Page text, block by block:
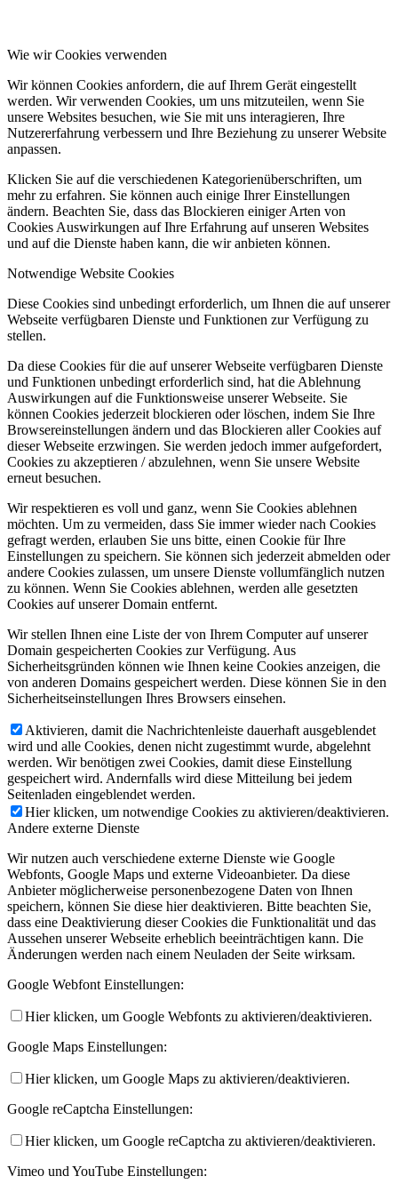
Wie wir Cookies verwenden
Wir können Cookies anfordern, die auf Ihrem Gerät eingestellt
werden. Wir verwenden Cookies, um uns mitzuteilen, wenn Sie
unsere Websites besuchen, wie Sie mit uns interagieren, Ihre
Nutzererfahrung verbessern und Ihre Beziehung zu unserer Website
anpassen.
Klicken Sie auf die verschiedenen Kategorienüberschriften, um
mehr zu erfahren. Sie können auch einige Ihrer Einstellungen
ändern. Beachten Sie, dass das Blockieren einiger Arten von
Cookies Auswirkungen auf Ihre Erfahrung auf unseren Websites
und auf die Dienste haben kann, die wir anbieten können.
Notwendige Website Cookies
Diese Cookies sind unbedingt erforderlich, um Ihnen die auf unserer
Webseite verfügbaren Dienste und Funktionen zur Verfügung zu
stellen.
Da diese Cookies für die auf unserer Webseite verfügbaren Dienste
und Funktionen unbedingt erforderlich sind, hat die Ablehnung
Auswirkungen auf die Funktionsweise unserer Webseite. Sie
können Cookies jederzeit blockieren oder löschen, indem Sie Ihre
Browsereinstellungen ändern und das Blockieren aller Cookies auf
dieser Webseite erzwingen. Sie werden jedoch immer aufgefordert,
Cookies zu akzeptieren / abzulehnen, wenn Sie unsere Website
erneut besuchen.
Wir respektieren es voll und ganz, wenn Sie Cookies ablehnen
möchten. Um zu vermeiden, dass Sie immer wieder nach Cookies
gefragt werden, erlauben Sie uns bitte, einen Cookie für Ihre
Einstellungen zu speichern. Sie können sich jederzeit abmelden oder
andere Cookies zulassen, um unsere Dienste vollumfänglich nutzen
zu können. Wenn Sie Cookies ablehnen, werden alle gesetzten
Cookies auf unserer Domain entfernt.
Wir stellen Ihnen eine Liste der von Ihrem Computer auf unserer
Domain gespeicherten Cookies zur Verfügung. Aus
Sicherheitsgründen können wie Ihnen keine Cookies anzeigen, die
von anderen Domains gespeichert werden. Diese können Sie in den
Sicherheitseinstellungen Ihres Browsers einsehen.
Aktivieren, damit die Nachrichtenleiste dauerhaft ausgeblendet
wird und alle Cookies, denen nicht zugestimmt wurde, abgelehnt
werden. Wir benötigen zwei Cookies, damit diese Einstellung
gespeichert wird. Andernfalls wird diese Mitteilung bei jedem
Seitenladen eingeblendet werden.
Hier klicken, um notwendige Cookies zu aktivieren/deaktivieren.
Andere externe Dienste
Wir nutzen auch verschiedene externe Dienste wie Google
Webfonts, Google Maps und externe Videoanbieter. Da diese
Anbieter möglicherweise personenbezogene Daten von Ihnen
speichern, können Sie diese hier deaktivieren. Bitte beachten Sie,
dass eine Deaktivierung dieser Cookies die Funktionalität und das
Aussehen unserer Webseite erheblich beeinträchtigen kann. Die
Änderungen werden nach einem Neuladen der Seite wirksam.
Google Webfont Einstellungen:
Hier klicken, um Google Webfonts zu aktivieren/deaktivieren.
Google Maps Einstellungen:
Hier klicken, um Google Maps zu aktivieren/deaktivieren.
Google reCaptcha Einstellungen:
Hier klicken, um Google reCaptcha zu aktivieren/deaktivieren.
Vimeo und YouTube Einstellungen: